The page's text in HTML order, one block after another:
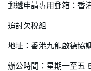
郵遞申請專用郵箱：香
追討欠稅組
地址：香港九龍啟德協
辦公時間：星期一至五